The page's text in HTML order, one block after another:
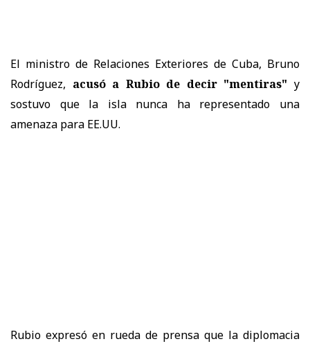
El ministro de Relaciones Exteriores de Cuba, Bruno
Rodríguez, acusó a Rubio de decir "mentiras" y
sostuvo que la isla nunca ha representado una
amenaza para EE.UU.
Rubio expresó en rueda de prensa que la diplomacia